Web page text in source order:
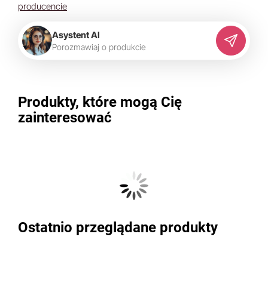
producencie
Asystent AI
Porozmawiaj o produkcie
Produkty, które mogą Cię
zainteresować
Ostatnio przeglądane produkty